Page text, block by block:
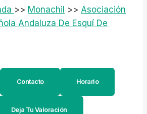
>> Monachil >> Asociación
Andaluza De Esquí De
Contacto Horario
Deja Tu Valoración